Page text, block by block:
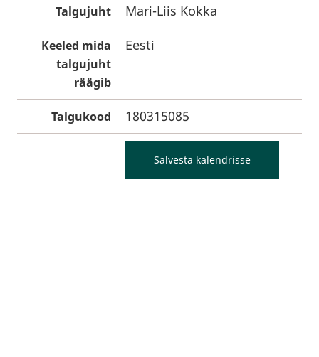
Talgujuht Mari-Liis Kokka
Keeled mida
talgujuht
räägib
Eesti
Talgukood 180315085
Salvesta kalendrisse